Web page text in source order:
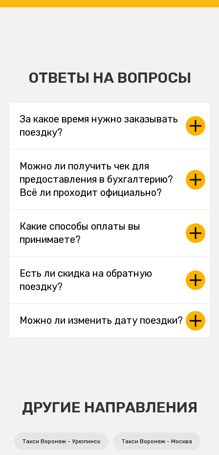
ОТВЕТЫ НА ВОПРОСЫ
За какое время нужно заказывать
поездку?
Можно ли получить чек для
предоставления в бухгалтерию?
Всё ли проходит официально?
Какие способы оплаты вы
принимаете?
Есть ли скидка на обратную
поездку?
Можно ли изменить дату поездки?
ДРУГИЕ НАПРАВЛЕНИЯ
Такси Воронеж - Урюпинск Такси Воронеж - Москва